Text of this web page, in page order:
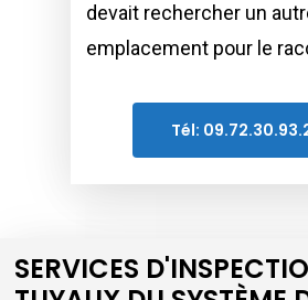
devait rechercher un
emplacement pour le
Tél:
SERVICES